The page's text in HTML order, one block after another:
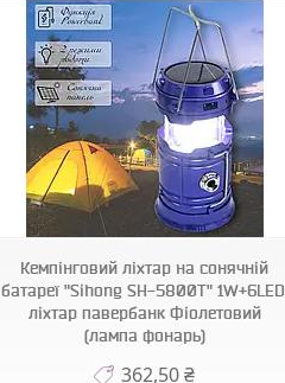
Кемпінговий ліхтар на сонячній
батареї "Sihong SH-5800T" 1W+6LED,
ліхтар павербанк Фіолетовий
(лампа фонарь)
362,50 ₴